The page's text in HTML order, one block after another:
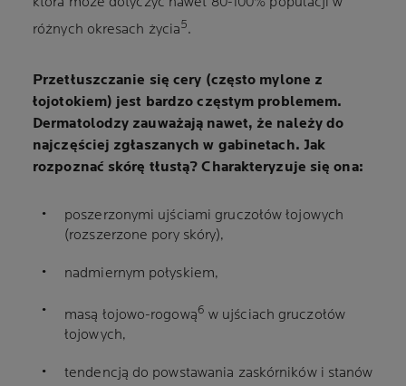
różnych okresach życia5.
Przetłuszczanie się cery (często mylone z
łojotokiem) jest bardzo częstym problemem.
Dermatolodzy zauważają nawet, że należy do
najczęściej zgłaszanych w gabinetach. Jak
rozpoznać skórę tłustą? Charakteryzuje się ona:
poszerzonymi ujściami gruczołów łojowych
(rozszerzone pory skóry),
nadmiernym połyskiem,
masą łojowo-rogową6 w ujściach gruczołów
łojowych,
tendencją do powstawania zaskórników i stanów